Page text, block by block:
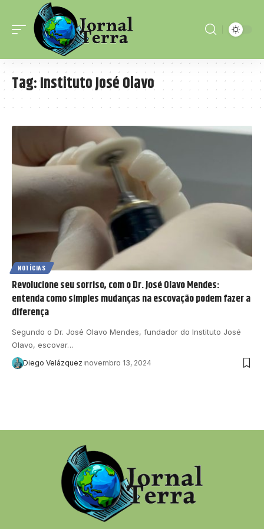
Tag:Instituto José Olavo
NOTÍCIAS
Revolucione seu sorriso, com o Dr. José Olavo Mendes:
entenda como simples mudanças na escovação podem fazer a
diferença
Segundo o Dr. José Olavo Mendes, fundador do Instituto José
Olavo, escovar…
Diego Velázquez novembro 13, 2024